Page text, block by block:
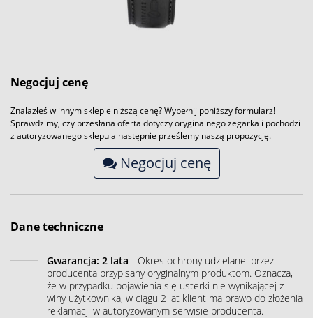
Negocjuj cenę
Znalazłeś w innym sklepie niższą cenę? Wypełnij poniższy formularz!
Sprawdzimy, czy przesłana oferta dotyczy oryginalnego zegarka i pochodzi
z autoryzowanego sklepu a następnie prześlemy naszą propozycję.
Negocjuj cenę
Dane techniczne
Gwarancja: 2 lata - Okres ochrony udzielanej przez
producenta przypisany oryginalnym produktom. Oznacza,
że w przypadku pojawienia się usterki nie wynikającej z
winy użytkownika, w ciągu 2 lat klient ma prawo do złożenia
reklamacji w autoryzowanym serwisie producenta.